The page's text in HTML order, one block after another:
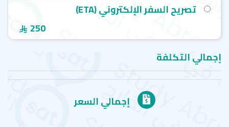
تصريح السفر الإلكتروني (ETA)
250
إجمالي التكلفة
إجمالي السعر